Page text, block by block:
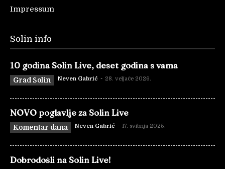
Impressum
Solin info
10 godina Solin Live, deset godina s vama
Grad Solin Neven Gabrić - 28. veljače 2026.
NOVO poglavlje za Solin Live
Komentar dana Neven Gabrić - 17. svibnja 2025.
Dobrodošli na Solin Live!